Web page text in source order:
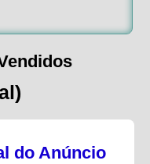
do Anúncio